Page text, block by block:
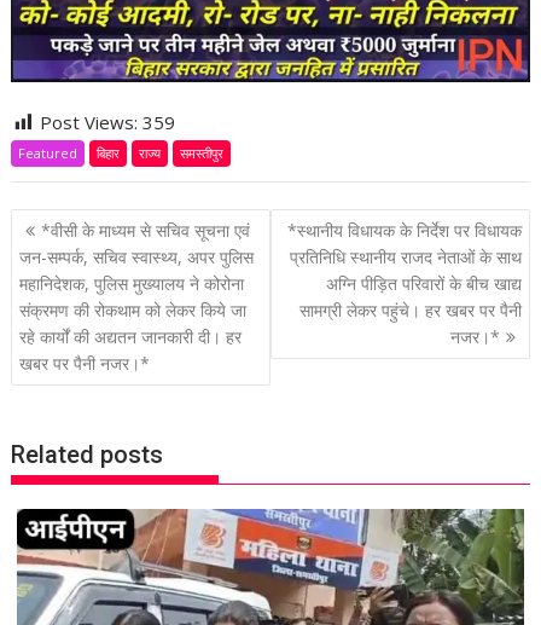
Post Views:359
Featured बिहार राज्य समस्तीपुर
P
o
s
t
n
a
i
g
a
t
i
o
*वीसी के माध्यम से सचिव सूचना एवं
जन-सम्पर्क, सचिव स्वास्थ्य, अपर पुलिस
महानिदेशक, पुलिस मुख्यालय ने कोरोना
संक्रमण की रोकथाम को लेकर किये जा
रहे कार्यों की अद्यतन जानकारी दी। हर
खबर पर पैनी नजर।*
*स्थानीय विधायक के निर्देश पर विधायक
प्रतिनिधि स्थानीय राजद नेताओं के साथ
अग्नि पीड़ित परिवारों के बीच खाद्य
सामग्री लेकर पहुंचे। हर खबर पर पैनी
नजर।*
Related posts